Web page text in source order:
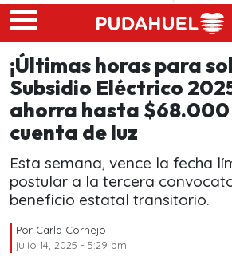
Skip to main content
¡Últimas horas para
Subsidio Eléctrico
ahorra hasta $68.000
cuenta de luz
Esta semana, vence la fecha
postular a la tercera
beneficio estatal transitorio.
Por Carla Cornejo
julio 14, 2025 - 5:29 pm